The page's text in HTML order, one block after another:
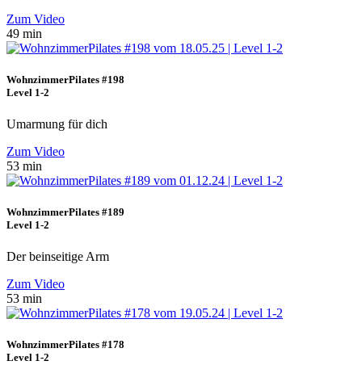
Zum Video
49 min
WohnzimmerPilates #198
Level 1-2
Umarmung für dich
Zum Video
53 min
WohnzimmerPilates #189
Level 1-2
Der beinseitige Arm
Zum Video
53 min
WohnzimmerPilates #178
Level 1-2